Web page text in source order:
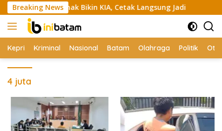
Skip
to
content
Breaking News
420 Anak Bikin KIA, Cetak Langsung Jadi
Kepri Kriminal Nasional Batam Olahraga Politik
4 juta